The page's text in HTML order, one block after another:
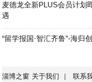
麦德龙全新PLUS会员计划
遇
“留学报国·智汇齐鲁”-海归
淄博之窗 关于我们 | 联系